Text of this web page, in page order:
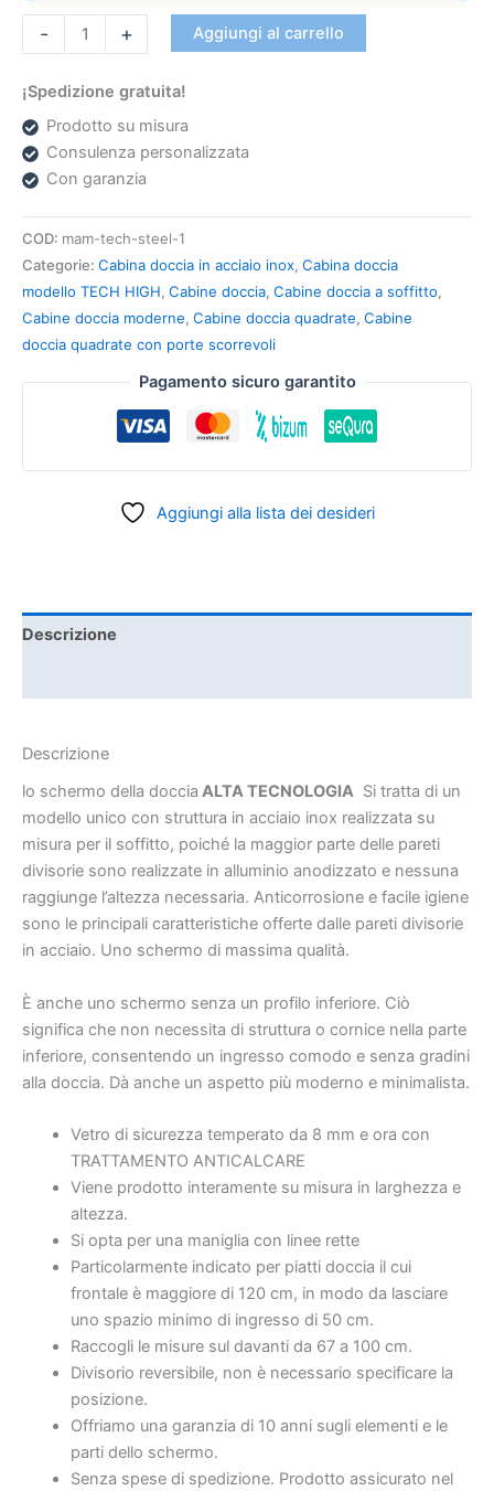
- + Aggiungi al carrello
¡Spedizione gratuita!
Prodotto su misura
Consulenza personalizzata
Con garanzia
COD: mam-tech-steel-1
Categorie: Cabina doccia in acciaio inox, Cabina doccia
modello TECH HIGH, Cabine doccia, Cabine doccia a soffitto,
Cabine doccia moderne, Cabine doccia quadrate, Cabine
doccia quadrate con porte scorrevoli
Pagamento sicuro garantito
Aggiungi alla lista dei desideri
Descrizione
Descrizione
lo schermo della doccia ALTA TECNOLOGIA Si tratta di un
modello unico con struttura in acciaio inox realizzata su
misura per il soffitto, poiché la maggior parte delle pareti
divisorie sono realizzate in alluminio anodizzato e nessuna
raggiunge l’altezza necessaria. Anticorrosione e facile igiene
sono le principali caratteristiche offerte dalle pareti divisorie
in acciaio. Uno schermo di massima qualità.
È anche uno schermo senza un profilo inferiore. Ciò
significa che non necessita di struttura o cornice nella parte
inferiore, consentendo un ingresso comodo e senza gradini
alla doccia. Dà anche un aspetto più moderno e minimalista.
Vetro di sicurezza temperato da 8 mm e ora con
TRATTAMENTO ANTICALCARE
Viene prodotto interamente su misura in larghezza e
altezza.
Si opta per una maniglia con linee rette
Particolarmente indicato per piatti doccia il cui
frontale è maggiore di 120 cm, in modo da lasciare
uno spazio minimo di ingresso di 50 cm.
Raccogli le misure sul davanti da 67 a 100 cm.
Divisorio reversibile, non è necessario specificare la
posizione.
Offriamo una garanzia di 10 anni sugli elementi e le
parti dello schermo.
Senza spese di spedizione. Prodotto assicurato nel